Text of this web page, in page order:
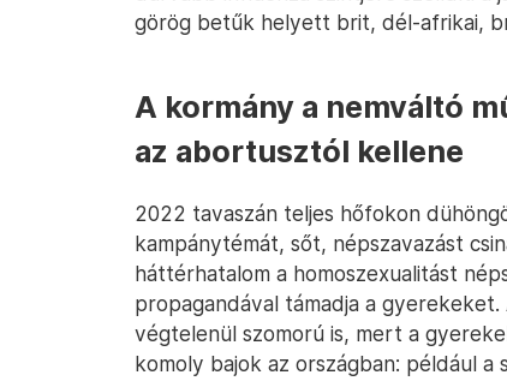
görög betűk helyett brit, dél-afrikai,
A kormány a nemváltó
az abortusztól kellene
2022 tavaszán teljes hőfokon
kampánytémát, sőt, népszavazást
háttérhatalom a homoszexualitást
propagandával támadja a
végtelenül szomorú is, mert a
komoly bajok az országban: például